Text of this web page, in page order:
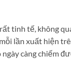
tinh tế, không
lần xuất hiện
càng chiếm